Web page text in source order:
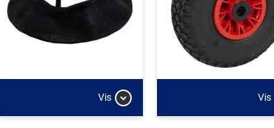
Vis Vis